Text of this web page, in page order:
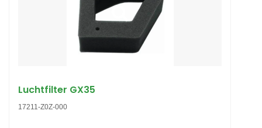
Luchtfilter GX35
17211-Z0Z-000